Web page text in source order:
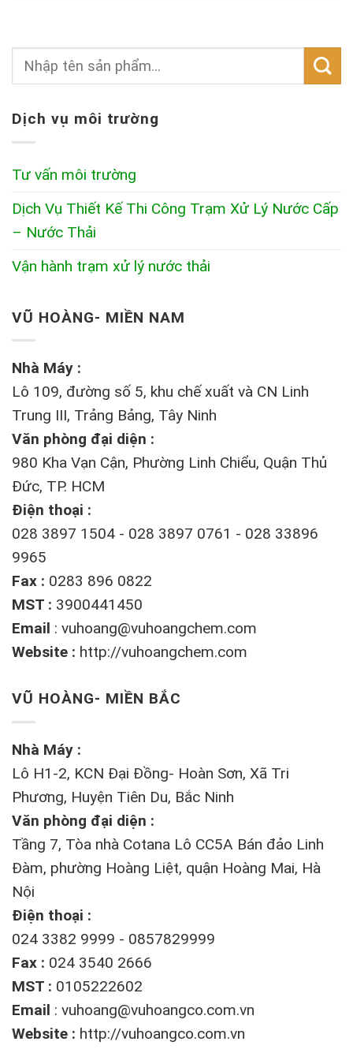
Dịch vụ môi trường
Tư vấn môi trường
Dịch Vụ Thiết Kế Thi Công Trạm Xử Lý Nước Cấp
– Nước Thải
Vận hành trạm xử lý nước thải
VŨ HOÀNG- MIỀN NAM
Nhà Máy :
Lô 109, đường số 5, khu chế xuất và CN Linh
Trung III, Trảng Bảng, Tây Ninh
Văn phòng đại diện :
980 Kha Vạn Cận, Phường Linh Chiểu, Quận Thủ
Đức, TP. HCM
Điện thoại :
028 3897 1504 - 028 3897 0761 - 028 33896
9965
Fax : 0283 896 0822
MST : 3900441450
Email : vuhoang@vuhoangchem.com
Website : http://vuhoangchem.com
VŨ HOÀNG- MIỀN BẮC
Nhà Máy :
Lô H1-2, KCN Đại Đồng- Hoàn Sơn, Xã Tri
Phương, Huyện Tiên Du, Bắc Ninh
Văn phòng đại diện :
Tầng 7, Tòa nhà Cotana Lô CC5A Bán đảo Linh
Đàm, phường Hoàng Liệt, quận Hoàng Mai, Hà
Nội
Điện thoại :
024 3382 9999 - 0857829999
Fax : 024 3540 2666
MST : 0105222602
Email : vuhoang@vuhoangco.com.vn
Website : http://vuhoangco.com.vn